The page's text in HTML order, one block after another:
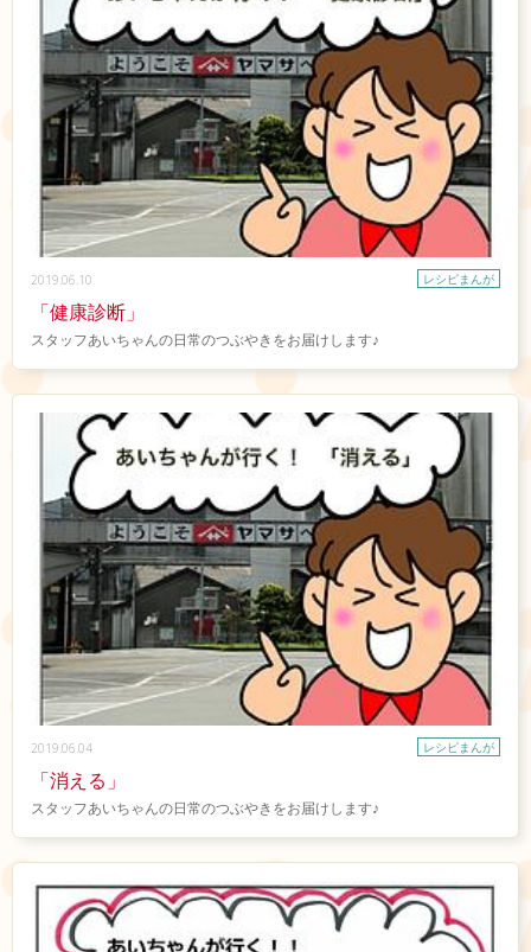
2019.06.10 レシピまんが
「健康診断」
スタッフあいちゃんの日常のつぶやきをお届けします♪
2019.06.04 レシピまんが
「消える」
スタッフあいちゃんの日常のつぶやきをお届けします♪